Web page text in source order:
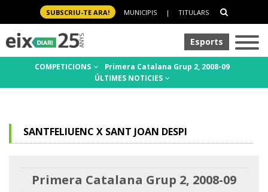
SUBSCRIU-TE ARA! MUNICIPIS | TITULARS
Esports
COMPETICIONS
Primera Catalana Grup 2, 2008-09
ÚLTIMES NOTICIES
SANTFELIUENC X SANT JOAN DESPI
Primera Catalana Grup 2, 2008-09